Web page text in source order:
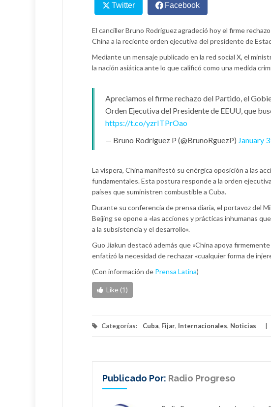
Twitter Facebook
El canciller Bruno Rodríguez agradeció hoy el firme
China a la reciente orden ejecutiva del presidente de
Mediante un mensaje publicado en la red social X, el
la nación asiática ante lo que calificó como una medida
Apreciamos el firme rechazo del Partido, el
Orden Ejecutiva del Presidente de EEUU, que
https://t.co/yzrITPrOao
— Bruno Rodríguez P (@BrunoRguezP) January
La víspera, China manifestó su enérgica oposición a las
fundamentales. Esta postura responde a la orden
países que suministren combustible a Cuba.
Durante su conferencia de prensa diaria, el portavoz del
Beijing se opone a «las acciones y prácticas inhumanas
a la subsistencia y el desarrollo».
Guo Jiakun destacó además que «China apoya
enfatizó la necesidad de rechazar «cualquier forma de
(Con información de Prensa Latina)
Like (1)
Categorías: Cuba, Fijar, Internacionales, Noticias
Publicado Por: Radio Progreso